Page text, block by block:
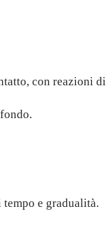
con reazioni
e gradualità.